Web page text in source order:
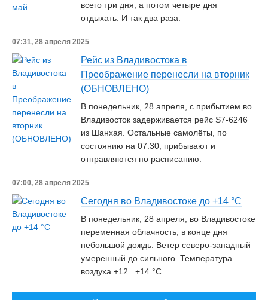
всего три дня, а потом четыре дня
отдыхать. И так два раза.
07:31, 28 апреля 2025
Рейс из Владивостока в
Преображение перенесли на вторник
(ОБНОВЛЕНО)
В понедельник, 28 апреля, с прибытием во
Владивосток задерживается рейс S7-6246
из Шанхая. Остальные самолёты, по
состоянию на 07:30, прибывают и
отправляются по расписанию.
07:00, 28 апреля 2025
Сегодня во Владивостоке до +14 °С
В понедельник, 28 апреля, во Владивостоке
переменная облачность, в конце дня
небольшой дождь. Ветер северо-западный
умеренный до сильного. Температура
воздуха +12...+14 °C.